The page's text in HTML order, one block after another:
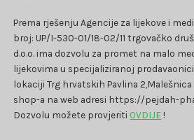
Prema rješenju Agencije za lijekove i
broj: UP/I-530-01/18-02/11 trgovačko
d.o.o. ima dozvolu za promet na malo
lijekovima u specijaliziranoj
lokaciji Trg hrvatskih Pavlina
shop-a na web adresi https://pejdah-
Dozvolu možete provjeriti OVDIJE !